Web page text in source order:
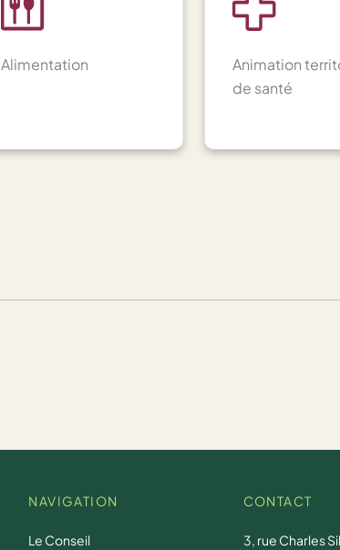
Alimentation
Animation
de santé
NAVIGATION
Le Conseil
CONTACT
3, rue Charles